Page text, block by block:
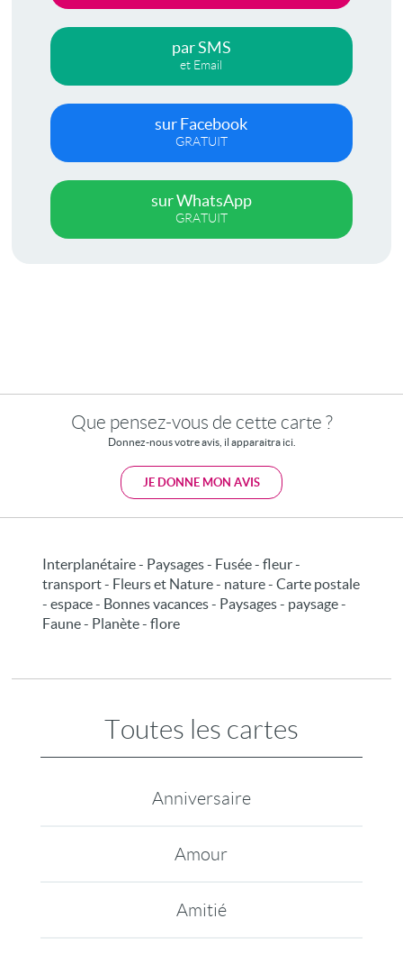
par SMS
et Email
sur Facebook
GRATUIT
sur WhatsApp
GRATUIT
Que pensez-vous de cette carte ?
Donnez-nous votre avis, il apparaitra ici.
JE DONNE MON AVIS
Interplanétaire - Paysages - Fusée - fleur -
transport - Fleurs et Nature - nature - Carte postale
- espace - Bonnes vacances - Paysages - paysage -
Faune - Planète - flore
Toutes les cartes
Anniversaire
Amour
Amitié